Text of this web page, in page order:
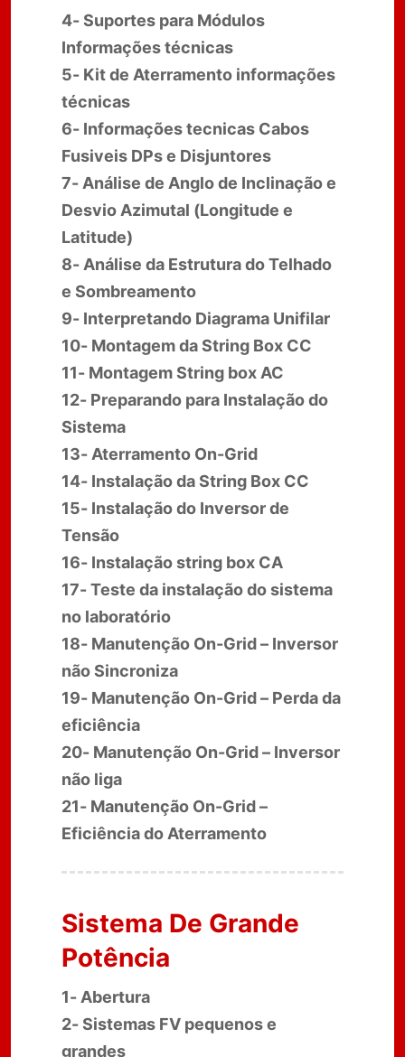
4- Suportes para Módulos
Informações técnicas
5- Kit de Aterramento informações
técnicas
6- Informações tecnicas Cabos
Fusiveis DPs e Disjuntores
7- Análise de Anglo de Inclinação e
Desvio Azimutal (Longitude e
Latitude)
8- Análise da Estrutura do Telhado
e Sombreamento
9- Interpretando Diagrama Unifilar
10- Montagem da String Box CC
11- Montagem String box AC
12- Preparando para Instalação do
Sistema
13- Aterramento On-Grid
14- Instalação da String Box CC
15- Instalação do Inversor de
Tensão
16- Instalação string box CA
17- Teste da instalação do sistema
no laboratório
18- Manutenção On-Grid – Inversor
não Sincroniza
19- Manutenção On-Grid – Perda da
eficiência
20- Manutenção On-Grid – Inversor
não liga
21- Manutenção On-Grid –
Eficiência do Aterramento
Sistema De Grande
Potência
1- Abertura
2- Sistemas FV pequenos e
grandes